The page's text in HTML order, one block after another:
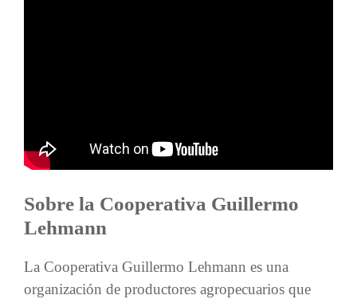
Sobre la Cooperativa Guillermo
Lehmann
La Cooperativa Guillermo Lehmann es una
organización de productores agropecuarios que